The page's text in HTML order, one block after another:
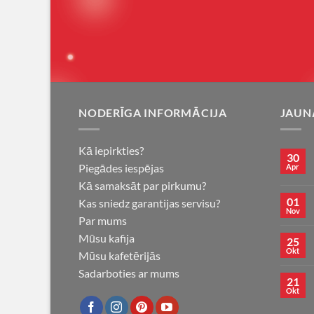
NODERĪGA INFORMĀCIJA
Kā iepirkties?
Piegādes iespējas
Kā samaksāt par pirkumu?
Kas sniedz garantijas servisu?
Par mums
Mūsu kafija
Mūsu kafetērijās
Sadarboties ar mums
30
Apr
01
Nov
25
Okt
21
Okt